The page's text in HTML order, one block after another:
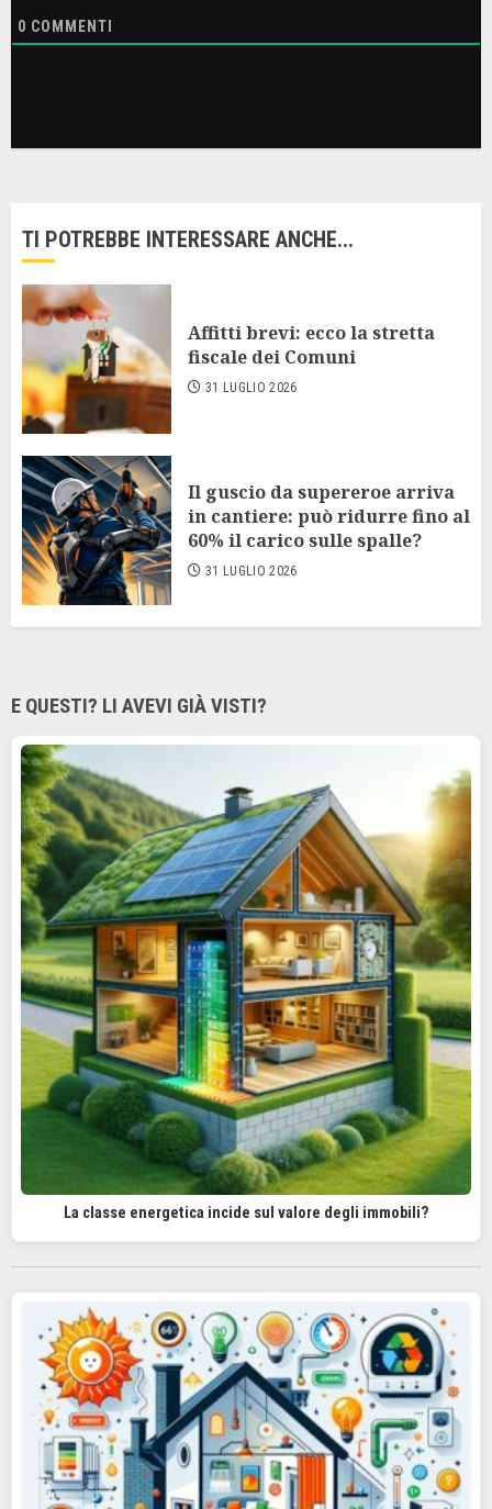
0 COMMENTI
TI POTREBBE INTERESSARE ANCHE...
Affitti brevi: ecco la stretta
fiscale dei Comuni
31 LUGLIO 2026
Il guscio da supereroe arriva
in cantiere: può ridurre fino al
60% il carico sulle spalle?
31 LUGLIO 2026
E QUESTI? LI AVEVI GIÀ VISTI?
La classe energetica incide sul valore degli immobili?